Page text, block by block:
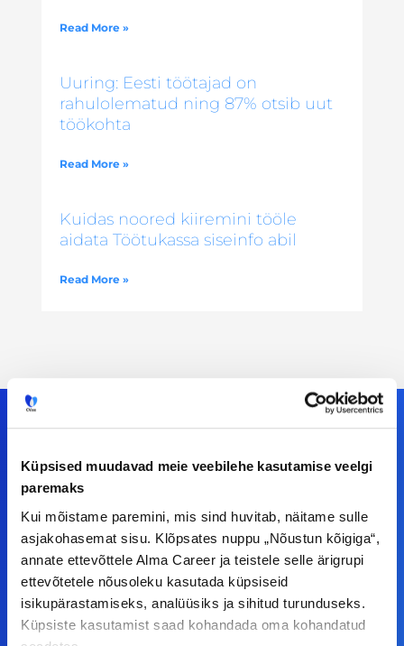
Küpsised muudavad meie veebilehe kasutamise veelgi
paremaks
Kui mõistame paremini, mis sind huvitab, näitame sulle
asjakohasemat sisu. Klõpsates nuppu „Nõustun kõigiga“,
annate ettevõttele Alma Career ja teistele selle ärigrupi
ettevõtetele nõusoleku kasutada küpsiseid
isikupärastamiseks, analüüsiks ja sihitud turunduseks.
Küpsiste kasutamist saad kohandada oma kohandatud
Read More »
Uuring: Eesti töötajad on
rahulolematud ning 87% otsib uut
töökohta
Read More »
Kuidas noored kiiremini tööle
aidata Töötukassa siseinfo abil
Read More »
Meiega leiad!
Tööelublogi.ee lehelt leiad kõik vajaliku, et olla
kursis tööturu uudistega. Kui sul on
ettepanekuid erinevate teemade osas või soovid
teha koostööd, siis võta meiega julgelt ühendust.